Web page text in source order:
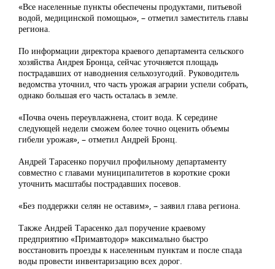
«Все населенные пункты обеспечены продуктами, питьевой
водой, медицинской помощью», – отметил заместитель главы
региона.
По информации директора краевого департамента сельского
хозяйства Андрея Бронца, сейчас уточняется площадь
пострадавших от наводнения сельхозугодий. Руководитель
ведомства уточнил, что часть урожая аграрии успели собрать,
однако большая его часть осталась в земле.
«Почва очень переувлажнена, стоит вода. К середине
следующей недели сможем более точно оценить объемы
гибели урожая», – отметил Андрей Бронц.
Андрей Тарасенко поручил профильному департаменту
совместно с главами муниципалитетов в короткие сроки
уточнить масштабы пострадавших посевов.
«Без поддержки селян не оставим», – заявил глава региона.
Также Андрей Тарасенко дал поручение краевому
предприятию «Примавтодор» максимально быстро
восстановить проезды к населенным пунктам и после спада
воды провести инвентаризацию всех дорог.